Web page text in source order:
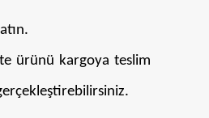
ürünü kargoya teslim